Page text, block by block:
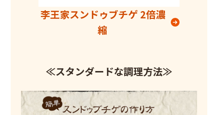
李王家スンドゥブチゲ 2倍濃
縮
≪スタンダードな調理方法≫